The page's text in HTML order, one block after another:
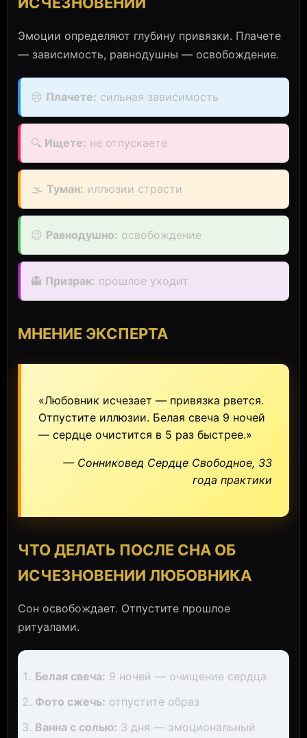
Эмоции определяют глубину привязки. Плачете
— зависимость, равнодушны — освобождение.
😢 Плачете: сильная зависимость
🔍 Ищете: не отпускаете
🌫️ Туман: иллюзии страсти
😌 Равнодушно: освобождение
👻 Призрак: прошлое уходит
МНЕНИЕ ЭКСПЕРТА
«Любовник исчезает — привязка рвется.
Отпустите иллюзии. Белая свеча 9 ночей
— сердце очистится в 5 раз быстрее.»
— Сонниковед Сердце Свободное, 33
года практики
ЧТО ДЕЛАТЬ ПОСЛЕ СНА ОБ
ИСЧЕЗНОВЕНИИ ЛЮБОВНИКА
Сон освобождает. Отпустите прошлое
ритуалами.
Белая свеча: 9 ночей — очищение сердца
Фото сжечь: отпустите образ
Ванна с солью: 3 дня — эмоциональный